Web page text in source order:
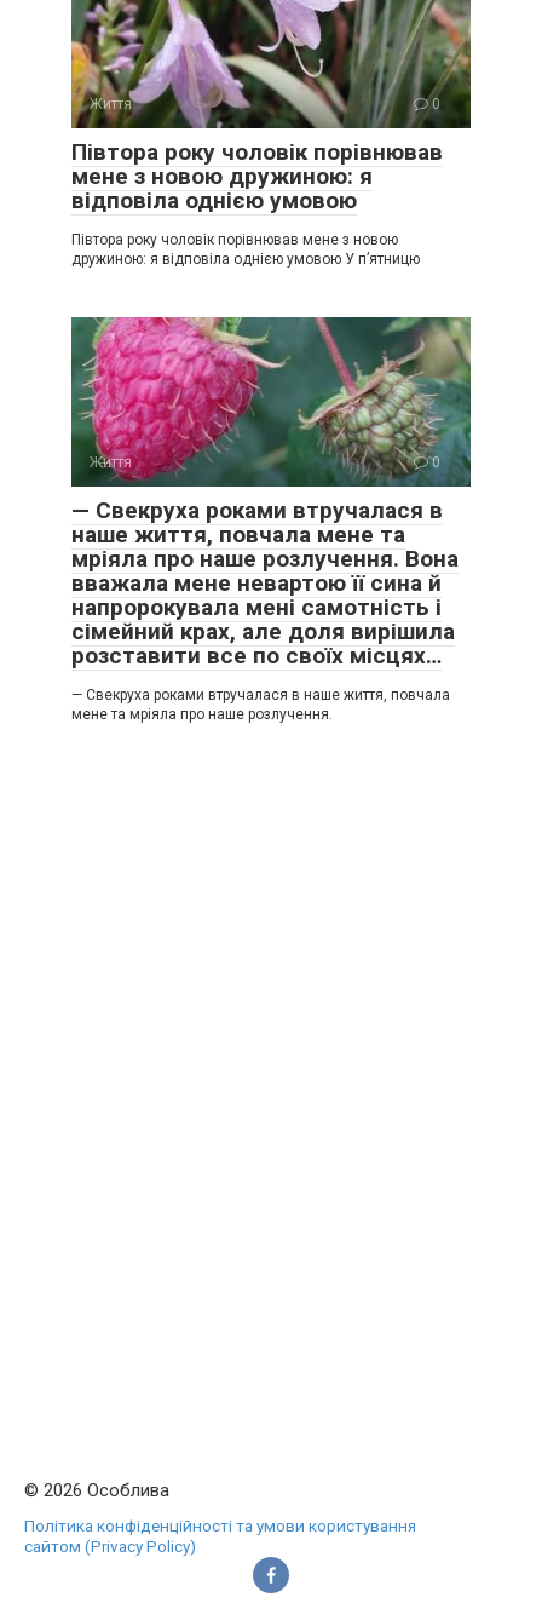
Життя 0
Півтора року чоловік порівнював
мене з новою дружиною: я
відповіла однією умовою
Півтора року чоловік порівнював мене з новою
дружиною: я відповіла однією умовою У п’ятницю
Життя 0
— Свекруха роками втручалася в
наше життя, повчала мене та
мріяла про наше розлучення. Вона
вважала мене невартою її сина й
напророкувала мені самотність і
сімейний крах, але доля вирішила
розставити все по своїх місцях…
— Свекруха роками втручалася в наше життя, повчала
мене та мріяла про наше розлучення.
© 2026 Особлива
Політика конфіденційності та умови користування
сайтом (Privacy Policy)